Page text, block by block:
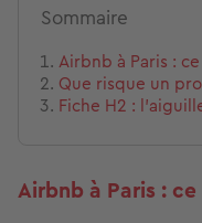
Sommaire
Airbnb à Paris :
Que risque un
Fiche H2 :
Airbnb à Paris :